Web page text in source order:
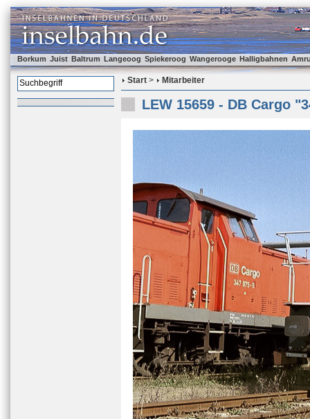
Borkum Juist Baltrum Langeoog Spiekeroog Wangerooge Halligbahnen
Start > Mitarbeiter
LEW 15659 - DB Cargo